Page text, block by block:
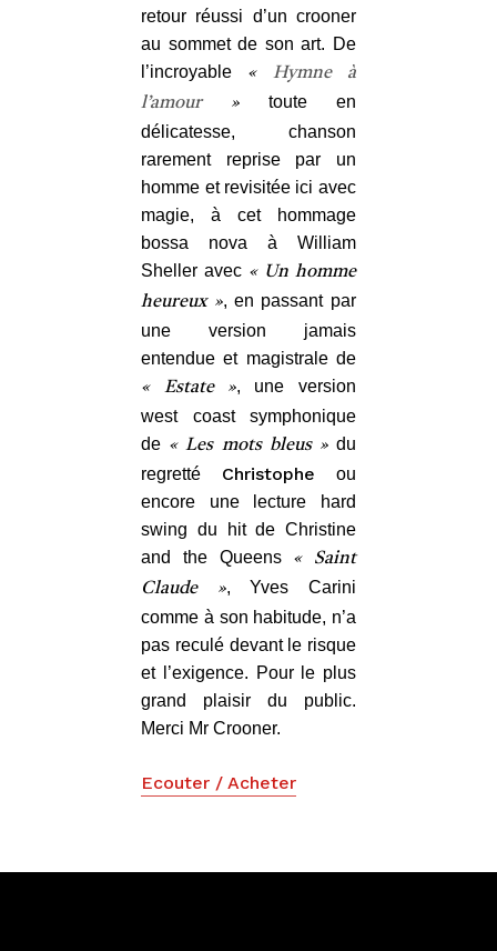
retour réussi d’un crooner
au sommet de son art. De
l’incroyable « Hymne à
l’amour» toute en
délicatesse, chanson
rarement reprise par un
homme et revisitée ici avec
magie, à cet hommage
bossa nova à William
Sheller avec « Un homme
heureux », en passant par
une version jamais
entendue et magistrale de
« Estate », une version
west coast symphonique
de « Les mots bleus »du
regretté Christophe ou
encore une lecture hard
swing du hit de Christine
and the Queens « Saint
Claude », Yves Carini
comme à son habitude, n’a
pas reculé devant le risque
et l’exigence. Pour le plus
grand plaisir du public.
Merci Mr Crooner.
Ecouter / Acheter